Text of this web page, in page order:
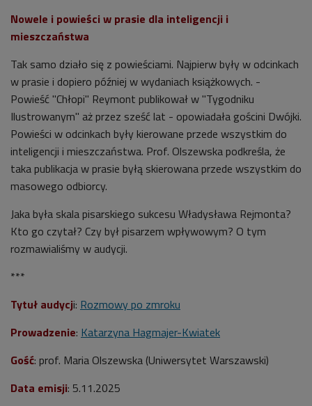
Nowele i powieści w prasie dla inteligencji i
mieszczaństwa
Tak samo działo się z powieściami. Najpierw były w odcinkach
w prasie i dopiero później w wydaniach książkowych. -
Powieść "Chłopi" Reymont publikował w "Tygodniku
Ilustrowanym" aż przez sześć lat - opowiadała gościni Dwójki.
Powieści w odcinkach były kierowane przede wszystkim do
inteligencji i mieszczaństwa. Prof. Olszewska podkreśla, że
taka publikacja w prasie byłą skierowana przede wszystkim do
masowego odbiorcy.
Jaka była skala pisarskiego sukcesu Władysława Rejmonta?
Kto go czytał? Czy był pisarzem wpływowym? O tym
rozmawialiśmy w audycji.
***
Tytuł audycji: Rozmowy po zmroku
Prowadzenie: Katarzyna Hagmajer-Kwiatek
Gość: prof. Maria Olszewska (Uniwersytet Warszawski)
Data emisji: 5.11.2025